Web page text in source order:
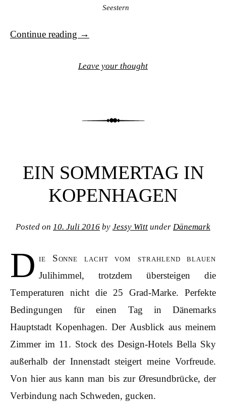
Seestern
Continue reading →
Leave your thought
EIN SOMMERTAG IN
KOPENHAGEN
Posted on 10. Juli 2016 by Jessy Witt under Dänemark
D ie Sonne lacht vom strahlend blauen
Julihimmel, trotzdem übersteigen die
Temperaturen nicht die 25 Grad-Marke. Perfekte
Bedingungen für einen Tag in Dänemarks
Hauptstadt Kopenhagen. Der Ausblick aus meinem
Zimmer im 11. Stock des Design-Hotels Bella Sky
außerhalb der Innenstadt steigert meine Vorfreude.
Von hier aus kann man bis zur Øresundbrücke, der
Verbindung nach Schweden, gucken.